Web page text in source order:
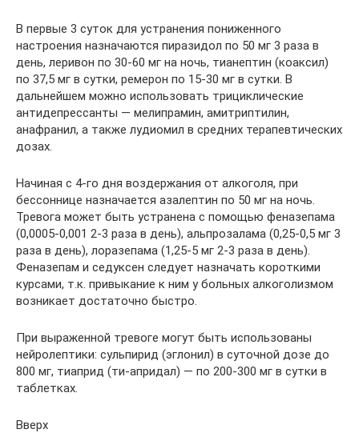
В первые 3 суток для устранения пониженного
настроения назначаются пиразидол по 50 мг 3 раза в
день, леривон по 30-60 мг на ночь, тианептин (коаксил)
по 37,5 мг в сутки, ремерон по 15-30 мг в сутки. В
дальнейшем можно использовать трициклические
антидепрессанты — мелипрамин, амитриптилин,
анафранил, а также лудиомил в средних терапевтических
дозах.
Начиная с 4-го дня воздержания от алкоголя, при
бессоннице назначается азалептин по 50 мг на ночь.
Тревога может быть устранена с помощью феназепама
(0,0005-0,001 2-3 раза в день), альпрозалама (0,25-0,5 мг 3
раза в день), лоразепама (1,25-5 мг 2-3 раза в день).
Феназепам и седуксен следует назначать короткими
курсами, т.к. привыкание к ним у больных алкоголизмом
возникает достаточно быстро.
При выраженной тревоге могут быть использованы
нейролептики: сульпирид (эглонил) в суточной дозе до
800 мг, тиаприд (ти-апридал) — по 200-300 мг в сутки в
таблетках.
Вверх